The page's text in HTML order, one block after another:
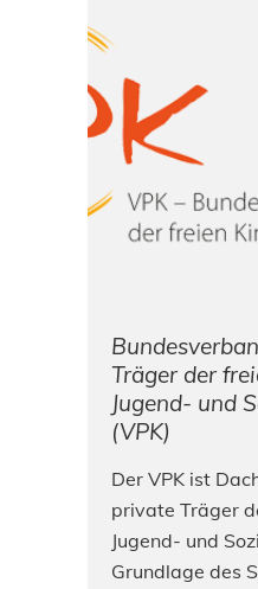
Träger der
Jugend- und
(VPK)
Der VPK ist
private Träger
Jugend- und
Grundlage des